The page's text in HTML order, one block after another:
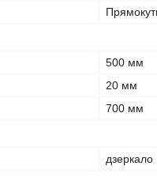
500 мм
20 мм
700 мм
дзеркало